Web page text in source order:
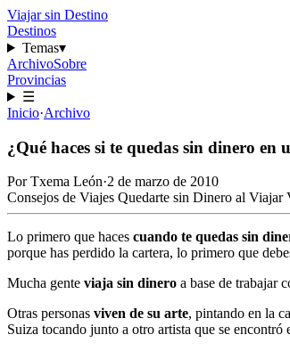
Viajar sin Destino
Destinos
Temas▾
ArchivoSobre
Provincias
☰
Inicio·Archivo
¿Qué haces si te quedas sin dinero en
PorTxema León·2 de marzo de 2010
Consejos de Viajes Quedarte sin Dinero al Viajar
Lo primero que haces cuando te quedas sin
porque has perdido la cartera, lo primero que
Mucha gente viaja sin dinero a base de trabajar
Otras personas viven de su arte, pintando en la
Suiza tocando junto a otro artista que se encontró